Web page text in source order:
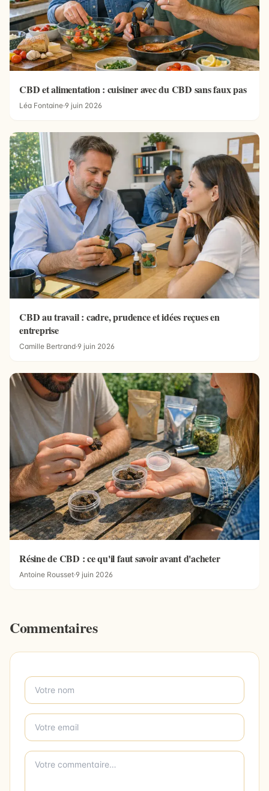
CBD et alimentation : cuisiner avec du CBD sans faux pas
Léa Fontaine·9 juin 2026
CBD au travail : cadre, prudence et idées reçues en
entreprise
Camille Bertrand·9 juin 2026
Résine de CBD : ce qu'il faut savoir avant d'acheter
Antoine Rousset·9 juin 2026
Commentaires